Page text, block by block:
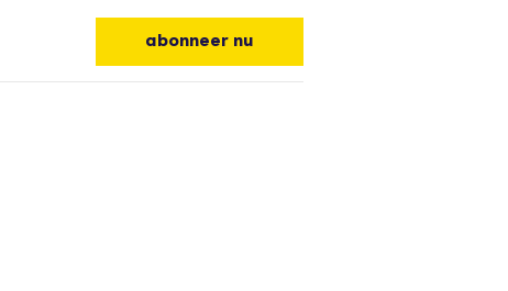
abonneer nu